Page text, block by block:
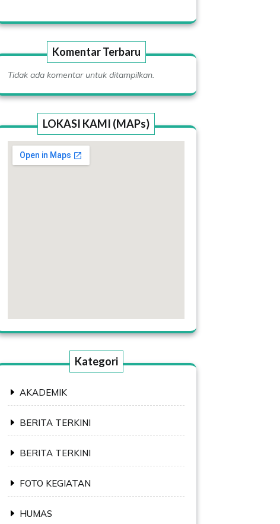
Komentar Terbaru
Tidak ada komentar untuk ditampilkan.
LOKASI KAMI (MAPs)
Kategori
AKADEMIK
BERITA TERKINI
BERITA TERKINI
FOTO KEGIATAN
HUMAS